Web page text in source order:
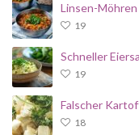
Linsen-
19
Schneller
19
Falscher
18